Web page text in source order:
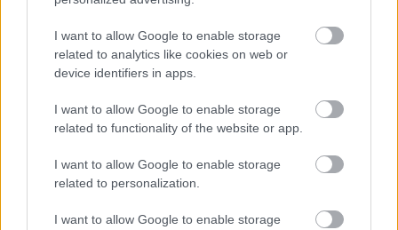
I want to allow Google to enable storage
related to analytics like cookies on web or
device identifiers in apps.
I want to allow Google to enable storage
related to functionality of the website or app.
I want to allow Google to enable storage
related to personalization.
I want to allow Google to enable storage
műemlék műemlékfelújítás restaurálás